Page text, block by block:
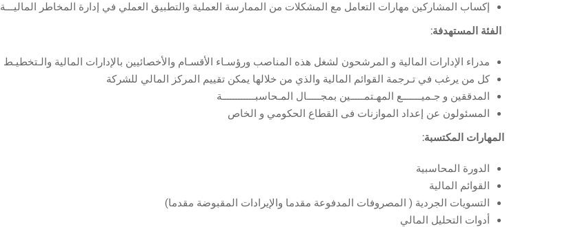
إكساب المشاركين مهارات التعامل مع المشكلات من الممارسة العملية والتطبيق العملي في إدارة المخاطر الماليـــة
الفئة المستهدفة:
مدراء الإدارات المالية و المرشحون لشغل هذه المناصب ورؤسـاء الأقسـام والأخصائيين بالإدارات المالية والـتخطيـط
كل من يرغب في تـرجمة القوائم المالية والذي من خلالها يمكن تقييم المركز المالي للشركة
المدققين و جـميـــــــع المهـتمـــــين بمجـــــال المـحاسبــــــــــــة
المسئولون عن إعداد الموازنات فى القطاع الحكومي و الخاص
المهارات المكتسبة:
الدورة المحاسبية
القوائم المالية
التسويات الجردية ( المصروفات المدفوعة مقدما والإيرادات المقبوضة مقدما)
أدوات التحليل المالي